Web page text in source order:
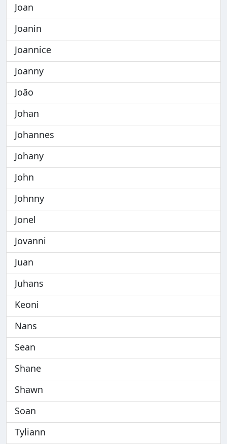
Joan
Joanin
Joannice
Joanny
João
Johan
Johannes
Johany
John
Johnny
Jonel
Jovanni
Juan
Juhans
Keoni
Nans
Sean
Shane
Shawn
Soan
Tyliann